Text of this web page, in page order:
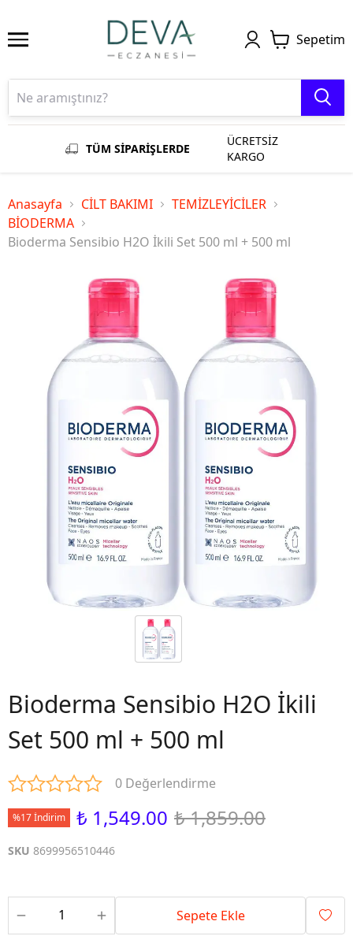
Sepetim
TÜM SİPARİŞLERDE
ÜCRETSİZ
KARGO
Anasayfa CİLT BAKIMI
TEMİZLEYİCİLER
BİODERMA
Bioderma Sensibio H2O İkili Set 500 ml + 500 ml
Bioderma Sensibio H2O İkili
Set 500 ml + 500 ml
0 Değerlendirme
%17 İndirim ₺ 1,549.00 ₺ 1,859.00
SKU 8699956510446
Sepete Ekle